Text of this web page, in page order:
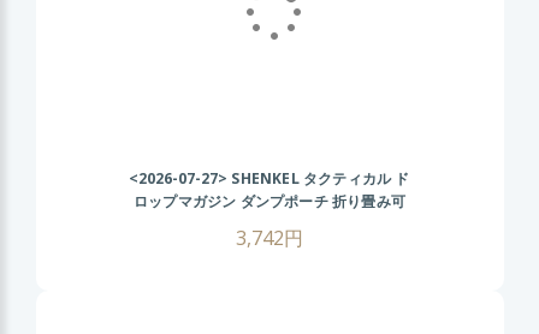
<2026-07-27> SHENKEL タクティカル ド
ロップマガジン ダンプポーチ 折り畳み可
納ポーチ ロールアップ サバゲー装備
3,742円